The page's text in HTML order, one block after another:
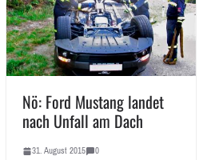
Nö: Ford Mustang landet
nach Unfall am Dach
31. August 2015 0